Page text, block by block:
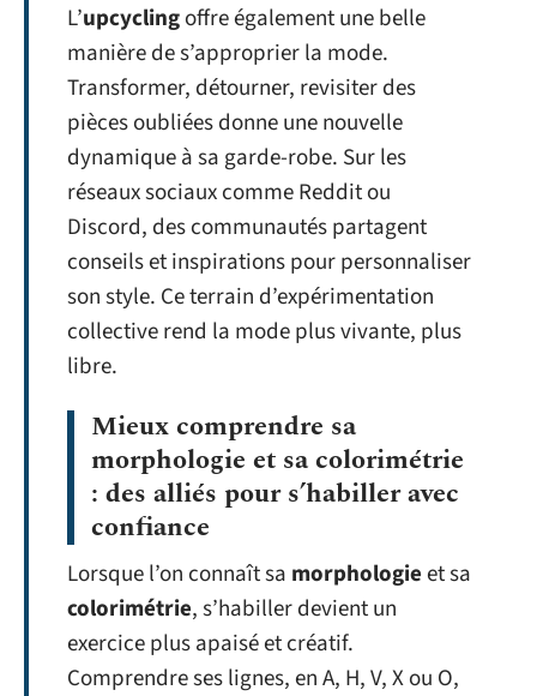
L’upcyclingoffre également une belle
manière de s’approprier la mode.
Transformer, détourner, revisiter des
pièces oubliées donne une nouvelle
dynamique à sa garde-robe. Sur les
réseaux sociaux comme Reddit ou
Discord, des communautés partagent
conseils et inspirations pour personnaliser
son style. Ce terrain d’expérimentation
collective rend la mode plus vivante, plus
libre.
Mieux comprendre sa
morphologie et sa colorimétrie
: des alliés pour s’habiller avec
confiance
Lorsque l’on connaît sa morphologieet sa
colorimétrie, s’habiller devient un
exercice plus apaisé et créatif.
Comprendre ses lignes, en A, H, V, X ou O,